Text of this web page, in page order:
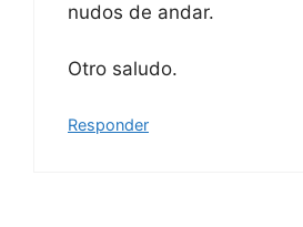
nudos de andar.
Otro saludo.
Responder